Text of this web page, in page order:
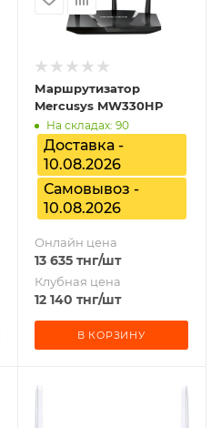
Маршрутизатор
Mercusys MW330HP
На складах: 90
Доставка -
10.08.2026
Самовывоз -
10.08.2026
Онлайн цена
13 635тнг/шт
Клубная цена
12 140 тнг/шт
В КОРЗИНУ